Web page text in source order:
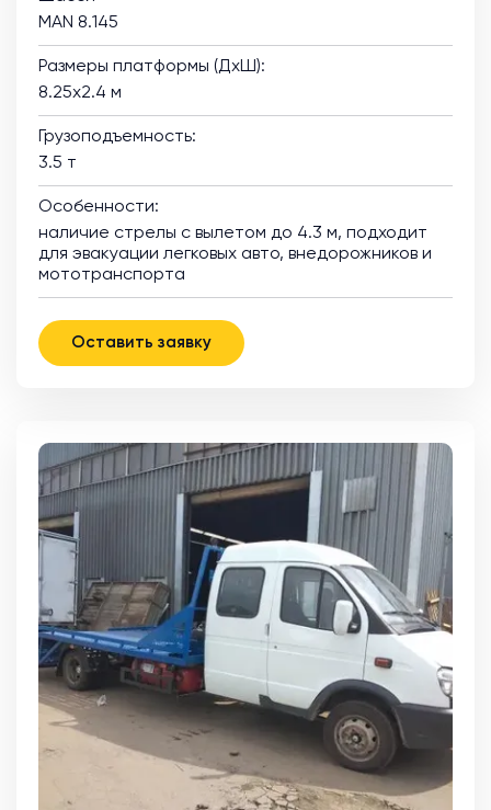
MAN 8.145
Размеры платформы (ДхШ):
8.25х2.4 м
Грузоподъемность:
3.5 т
Особенности:
наличие стрелы с вылетом до 4.3 м, подходит
для эвакуации легковых авто, внедорожников и
мототранспорта
Оставить заявку